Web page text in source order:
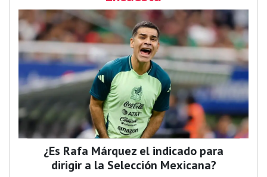
¿Es Rafa Márquez el indicado para
dirigir a la Selección Mexicana?